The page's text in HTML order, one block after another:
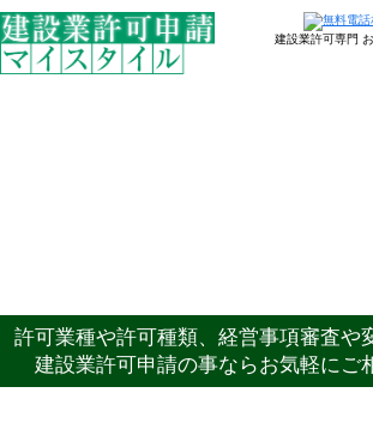
建設業許可専門
許可業種や許可種類、経営事項審査や
建設業許可申請の事ならお気軽にご